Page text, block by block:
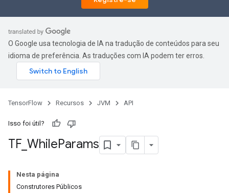
O Google usa tecnologia de IA na tradução de conteúdos para seu
idioma de preferência. As traduções com IA podem ter erros.
TensorFlow Recursos JVM API
Isso foi útil?
TF WhileParams
Nesta página
Construtores Públicos